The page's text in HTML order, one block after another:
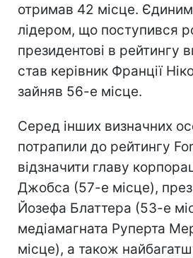
отримав 42 місце.
лідером, що поступився
президентові в рейтингу
став керівник Франції
зайняв 56-е місце.
Серед інших визначних
потрапили до рейтингу
відзначити главу
Джобса (57-е місце),
Йозефа Блаттера (53-е
медіамагната Руперта
місце), а також